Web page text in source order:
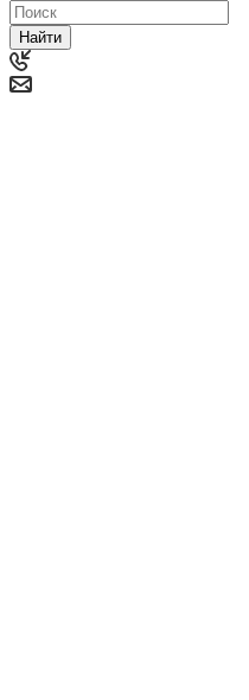
Найти